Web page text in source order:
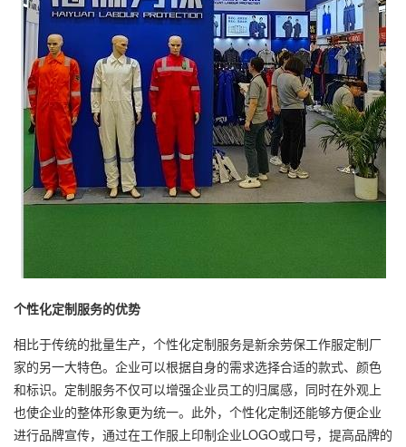
个性化定制服务的优势
相比于传统的批量生产，个性化定制服务是新余劳保工作服定制厂
家的另一大特色。企业可以根据自身的需求选择合适的款式、颜色
和标识。定制服务不仅可以增强企业员工的归属感，同时在外观上
也使企业的整体形象更为统一。此外，个性化定制还能够方便企业
进行品牌宣传，通过在工作服上印制企业LOGO或口号，提高品牌的